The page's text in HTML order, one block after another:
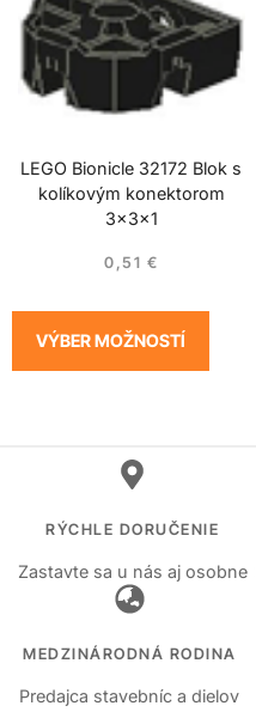
LEGO Bionicle 32172 Blok s
kolíkovým konektorom
3x3x1
0,51 €
VÝBER MOŽNOSTÍ
RÝCHLE DORUČENIE
Zastavte sa u nás aj osobne
MEDZINÁRODNÁ RODINA
Predajca stavebníc a dielov